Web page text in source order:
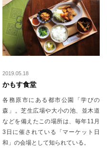
2019.05.18
かもす食堂
各務原市にある都市公園「学びの
森」。芝生広場や大小の池、並木道
などを備えたこの場所は、毎年11月
3日に催されている「マーケット日
和」の会場として知られている。